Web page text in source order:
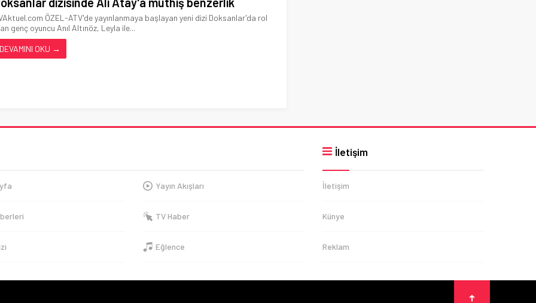
ÖZEL-ATV'de yayınlanmaya başlayan yeni dizi Doksanlar'da rol
genç oyuncu Anıl Altınöz, Leyla ile...
DEVAMINI OKU →
Yayın Akışları
TV Haber
Eğlence
İletişim
İletişim
Künye
Reklam